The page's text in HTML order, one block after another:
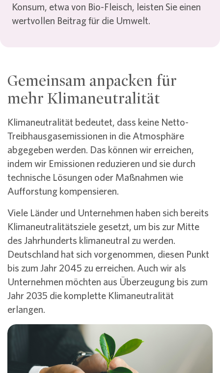
Konsum, etwa von Bio-Fleisch, leisten Sie einen
wertvollen Beitrag für die Umwelt.
Gemeinsam anpacken für
mehr Klimaneutralität
Klimaneutralität bedeutet, dass keine Netto-
Treibhausgasemissionen in die Atmosphäre
abgegeben werden. Das können wir erreichen,
indem wir Emissionen reduzieren und sie durch
technische Lösungen oder Maßnahmen wie
Aufforstung kompensieren.
Viele Länder und Unternehmen haben sich bereits
Klimaneutralitätsziele gesetzt, um bis zur Mitte
des Jahrhunderts klimaneutral zu werden.
Deutschland hat sich vorgenommen, diesen Punkt
bis zum Jahr 2045 zu erreichen. Auch wir als
Unternehmen möchten aus Überzeugung bis zum
Jahr 2035 die komplette Klimaneutralität
erlangen.